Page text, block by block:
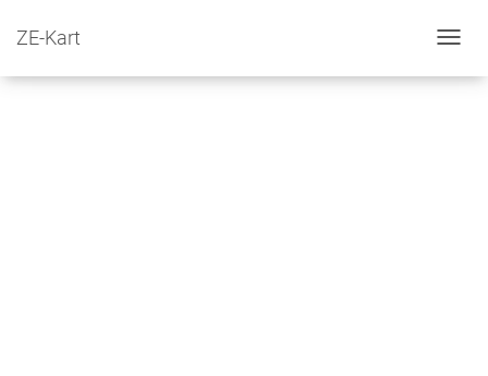
ZE-Kart